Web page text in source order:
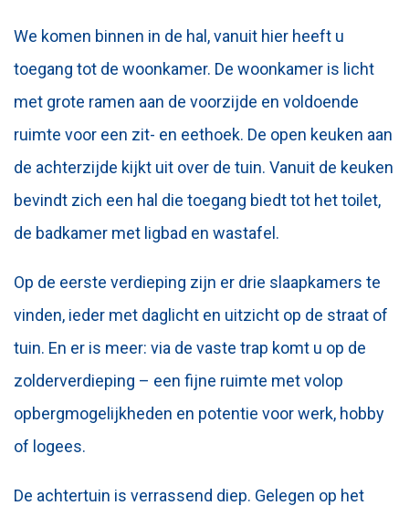
We komen binnen in de hal, vanuit hier heeft u
toegang tot de woonkamer. De woonkamer is licht
met grote ramen aan de voorzijde en voldoende
ruimte voor een zit- en eethoek. De open keuken aan
de achterzijde kijkt uit over de tuin. Vanuit de keuken
bevindt zich een hal die toegang biedt tot het toilet,
de badkamer met ligbad en wastafel.
Op de eerste verdieping zijn er drie slaapkamers te
vinden, ieder met daglicht en uitzicht op de straat of
tuin. En er is meer: via de vaste trap komt u op de
zolderverdieping – een fijne ruimte met volop
opbergmogelijkheden en potentie voor werk, hobby
of logees.
De achtertuin is verrassend diep. Gelegen op het